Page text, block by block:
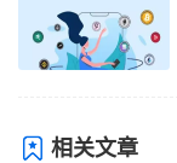
相关文章